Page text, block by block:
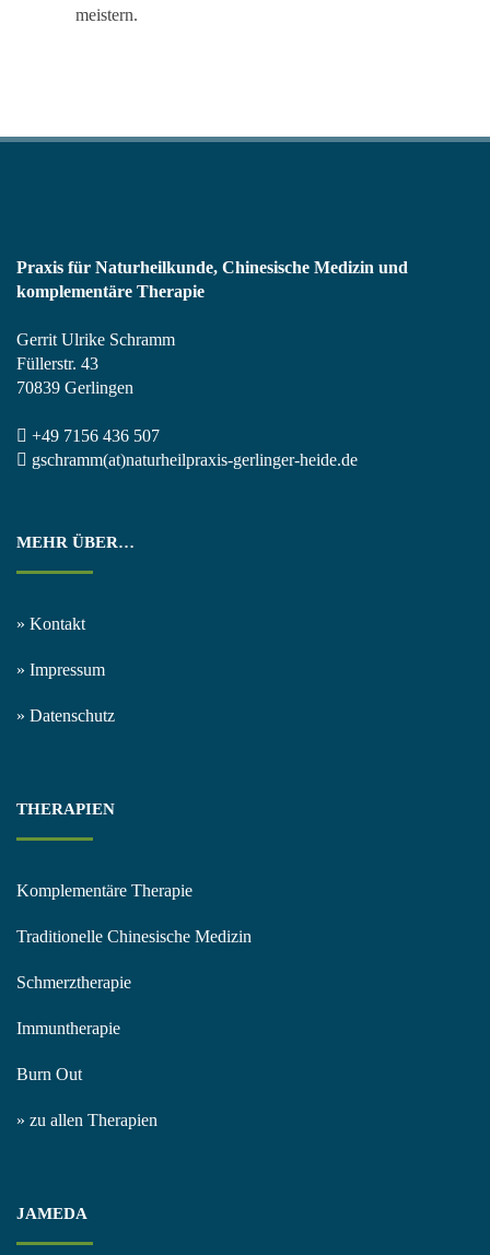
meistern.
Praxis für Naturheilkunde, Chinesische Medizin und
komplementäre Therapie
Gerrit Ulrike Schramm
Füllerstr. 43
70839 Gerlingen
+49 7156 436 507
gschramm(at)naturheilpraxis-gerlinger-heide.de
MEHR ÜBER…
» Kontakt
» Impressum
» Datenschutz
THERAPIEN
Komplementäre Therapie
Traditionelle Chinesische Medizin
Schmerztherapie
Immuntherapie
Burn Out
» zu allen Therapien
JAMEDA